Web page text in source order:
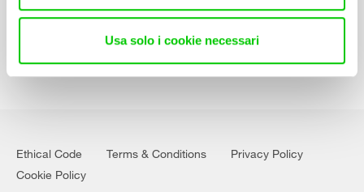
Usa solo i cookie necessari
Ethical Code Terms & Conditions
Privacy Policy
Cookie Policy